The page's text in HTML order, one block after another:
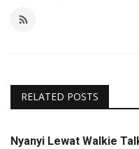
RELATED POSTS
Nyanyi Lewat Walkie